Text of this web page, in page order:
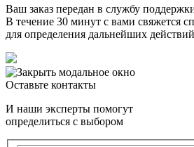
Ваш заказ передан в службу
В течение 30 минут с вами свяжется
для определения дальнейших действий
Оставьте контакты
И наши эксперты помогут
определиться с выбором